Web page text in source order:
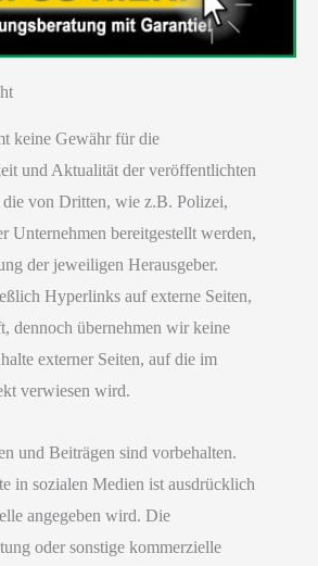
keine Gewähr für die
und Aktualität der veröffentlichten
von Dritten, wie z.B. Polizei,
Unternehmen bereitgestellt werden,
der jeweiligen Herausgeber.
Hyperlinks auf externe Seiten,
dennoch übernehmen wir keine
externer Seiten, auf die im
verwiesen wird.
und Beiträgen sind vorbehalten.
in sozialen Medien ist ausdrücklich
angegeben wird. Die
oder sonstige kommerzielle